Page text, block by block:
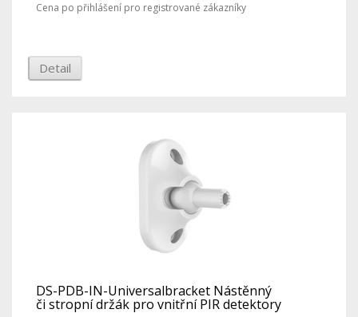
Cena po přihlášení pro registrované zákazníky
Detail
DS-PDB-IN-Universalbracket Nástěnný
či stropní držák pro vnitřní PIR detektory